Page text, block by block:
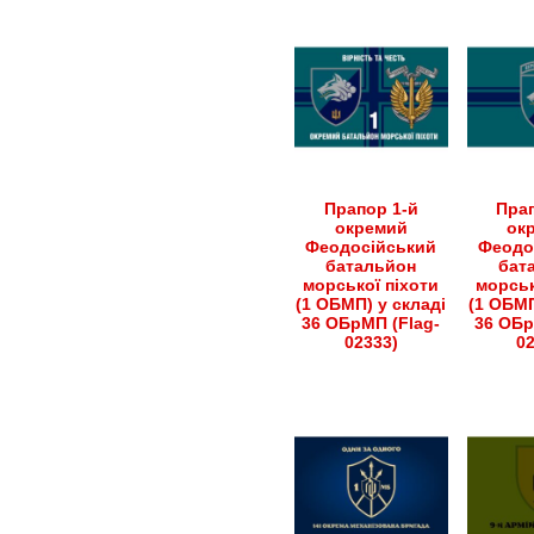
Прапор 1-й
окремий
Феодосійський
батальйон
морської піхоти
(1 ОБМП) у складі
36 ОБрМП (Flag-
02333)
(1
36